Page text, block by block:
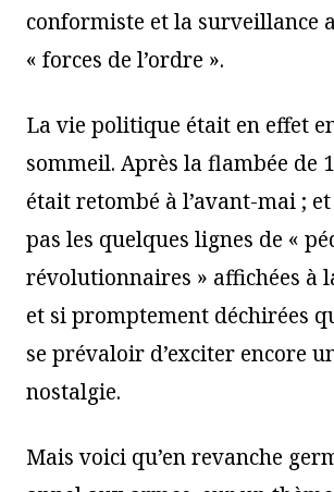
conformiste et la surveillance
« forces de l’ordre ».
La vie politique était en effet
sommeil. Après la flambée de
était retombé à l’avant-mai ; et
pas les quelques lignes de «
révolutionnaires » affichées à
et si promptement déchirées
se prévaloir d’exciter encore
nostalgie.
Mais voici qu’en revanche